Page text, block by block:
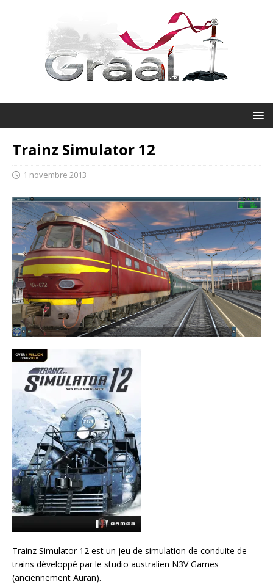
Trainz Simulator 12
1 novembre 2013
Trainz Simulator 12 est un jeu de simulation de conduite de
trains développé par le studio australien N3V Games
(anciennement Auran).